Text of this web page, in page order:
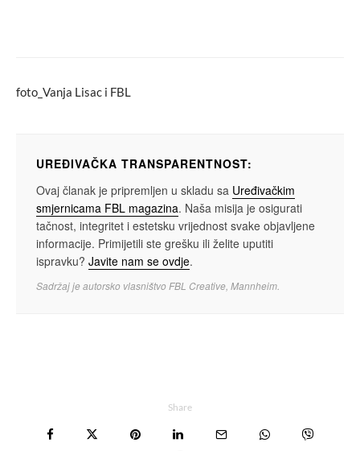
foto_Vanja Lisac i FBL
UREĐIVAČKA TRANSPARENTNOST:
Ovaj članak je pripremljen u skladu sa Uređivačkim
smjernicama FBL magazina. Naša misija je osigurati
tačnost, integritet i estetsku vrijednost svake objavljene
informacije. Primijetili ste grešku ili želite uputiti
ispravku? Javite nam se ovdje.
Sadržaj je autorsko vlasništvo FBL Creative, Mannheim.
Share